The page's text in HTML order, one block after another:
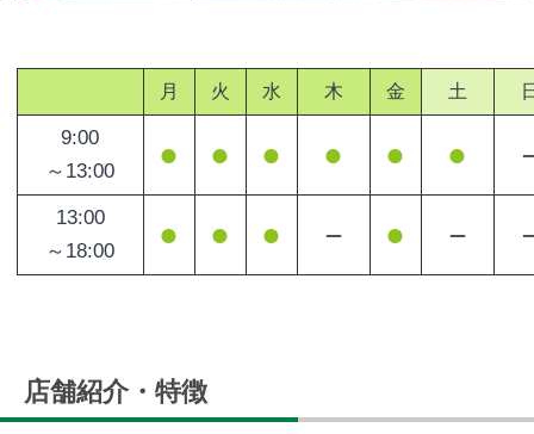
月 火 水 木 金 土
9:00
～13:00
● ● ● ● ● ●
13:00
～18:00
● ● ● － ● －
店舗紹介・特徴